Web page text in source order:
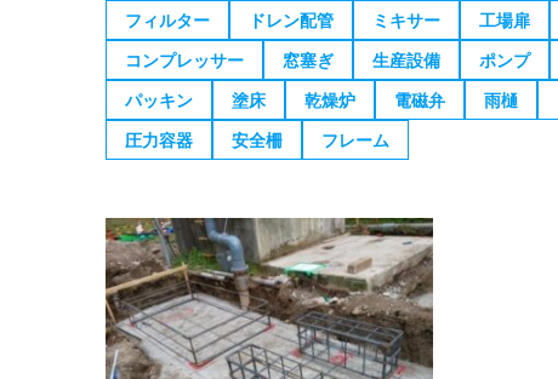
フィルター
ドレン配管 ミキサー 工場扉
コンプレッサー
窓塞ぎ 生産設備 ポンプ
パッキン
塗床 乾燥炉 電磁弁 雨樋
圧力容器
安全柵 フレーム